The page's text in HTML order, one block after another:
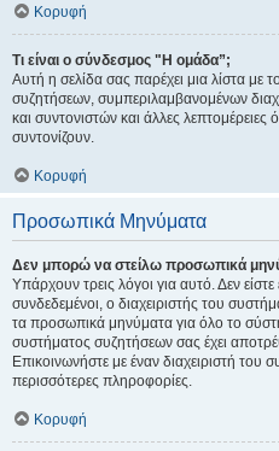
Κορυφή
Τι είναι ο σύνδεσμος "Η ομάδα”;
Αυτή η σελίδα σας παρέχει μια λίστα με
συζητήσεων, συμπεριλαμβανομένων
και συντονιστών και άλλες
συντονίζουν.
Κορυφή
Προσωπικά Μηνύματα
Δεν μπορώ να στείλω προσωπικά
Υπάρχουν τρεις λόγοι για αυτό. Δεν
συνδεδεμένοι, ο διαχειριστής του
τα προσωπικά μηνύματα για όλο το
συστήματος συζητήσεων σας έχει
Επικοινωνήστε με έναν διαχειριστή του
περισσότερες πληροφορίες.
Κορυφή